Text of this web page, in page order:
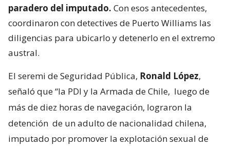
paradero del imputado. Con esos antecedentes,
coordinaron con detectives de Puerto Williams las
diligencias para ubicarlo y detenerlo en el extremo
austral.
El seremi de Seguridad Pública, Ronald López,
señaló que “la PDI y la Armada de Chile, luego de
más de diez horas de navegación, lograron la
detención de un adulto de nacionalidad chilena,
imputado por promover la explotación sexual de